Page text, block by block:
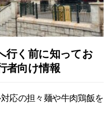
行く前に知ってお
者向け情報
応の担々麺や牛肉鶏飯を